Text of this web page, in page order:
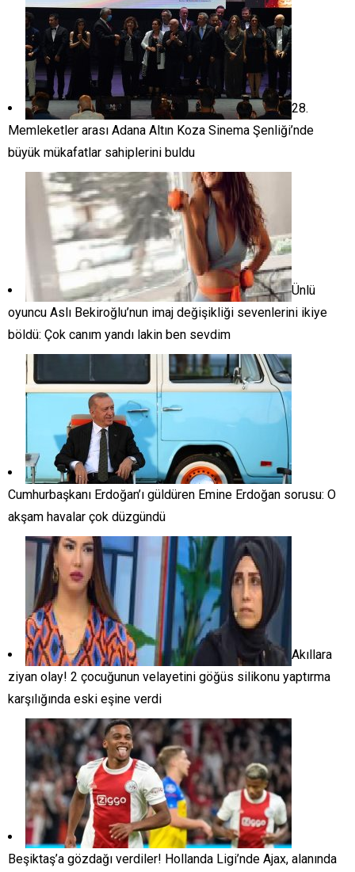
28.
Memleketler arası Adana Altın Koza Sinema Şenliği’nde
büyük mükafatlar sahiplerini buldu
Ünlü
oyuncu Aslı Bekiroğlu’nun imaj değişikliği sevenlerini ikiye
böldü: Çok canım yandı lakin ben sevdim
Cumhurbaşkanı Erdoğan’ı güldüren Emine Erdoğan sorusu: O
akşam havalar çok düzgündü
Akıllara
ziyan olay! 2 çocuğunun velayetini göğüs silikonu yaptırma
karşılığında eski eşine verdi
Beşiktaş’a gözdağı verdiler! Hollanda Ligi’nde Ajax, alanında